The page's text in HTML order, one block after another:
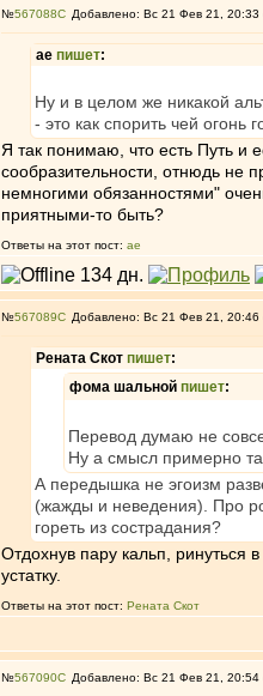
№567088 Добавлено: Вс 21 Фев 21, 20:33
ae пишет:
Ну и в целом же никакой
- это как спорить чей огонь
Я так понимаю, что есть Путь и
сообразительности, отнюдь не
немногими обязанностями"
приятными-то быть?
Ответы на этот пост: ae
№567089 Добавлено: Вс 21 Фев 21, 20:46
Рената Скот пишет:
фома шальной пишет:
Перевод думаю не
Ну а смысл примерно
А передышка не эгоизм
(жажды и неведения). Про
гореть из сострадания?
Отдохнув пару кальп, ринуться
устатку.
Ответы на этот пост: Рената Скот
№567090 Добавлено: Вс 21 Фев 21, 20:54